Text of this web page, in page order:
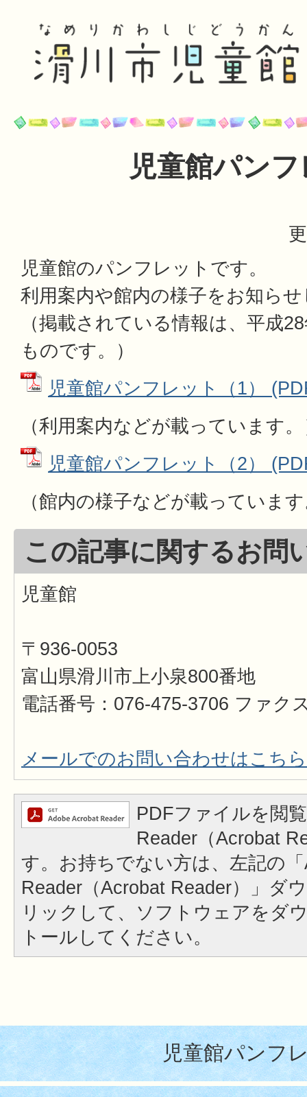
児童館パン
児童館のパンフレットです。
利用案内や館内の様子をお知ら
（掲載されている情報は、平成
ものです。）
児童館パンフレット（1）
（利用案内などが載っています
児童館パンフレット（2）
（館内の様子などが載っていま
この記事に関するお問
児童館
〒936-0053
富山県滑川市上小泉800番地
電話番号：076-475-3706 ファク
メールでのお問い合わせはこちら
PDFファイルを閲
Reader（Acrobat
す。お持ちでない方は、左記の
Reader（Acrobat Reader）」ダ
リックして、ソフトウェアをダ
トールしてください。
児童館パンフ